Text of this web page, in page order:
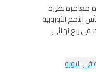
مغامرة نظيره
الأمم الأوروبية
أمس الأحد، في ربع نهائي